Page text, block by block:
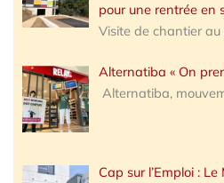
pour une rentrée en
Visite de chantier au
Alternatiba « On
Alternatiba,
Cap sur l’Emploi :